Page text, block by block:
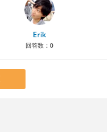
Erik
回答数： 0